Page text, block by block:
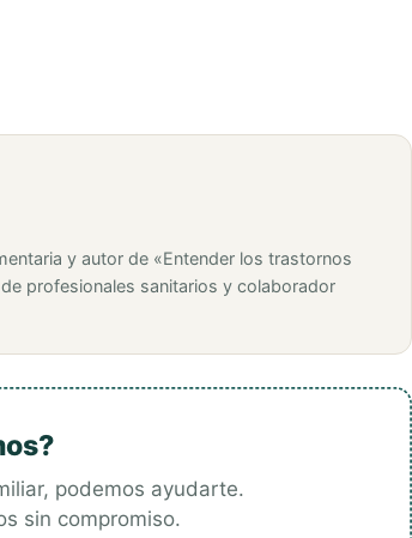
y autor de «Entender los trastornos
profesionales sanitarios y colaborador
podemos ayudarte.
sin compromiso.